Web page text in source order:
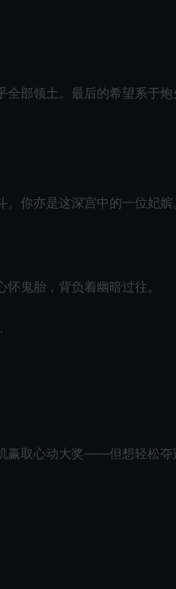
部领土。最后的希望系于
你亦是这深宫中的一位妃
鬼胎，背负着幽暗过往。
赢取心动大奖——但想轻松夺